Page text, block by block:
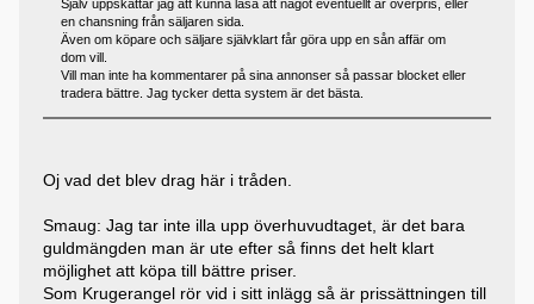
Själv uppskattar jag att kunna läsa att något eventuellt är överpris, eller
en chansning från säljaren sida.
Även om köpare och säljare självklart får göra upp en sån affär om
dom vill.
Vill man inte ha kommentarer på sina annonser så passar blocket eller
tradera bättre. Jag tycker detta system är det bästa.
Oj vad det blev drag här i tråden.
Smaug: Jag tar inte illa upp överhuvudtaget, är det bara
guldmängden man är ute efter så finns det helt klart
möjlighet att köpa till bättre priser.
Som Krugerangel rör vid i sitt inlägg så är prissättningen till